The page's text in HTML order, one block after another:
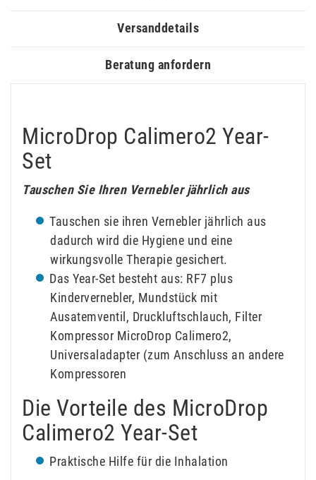
Versanddetails
Beratung anfordern
MicroDrop Calimero2 Year-
Set
Tauschen Sie Ihren Vernebler jährlich aus
Tauschen sie ihren Vernebler jährlich aus
dadurch wird die Hygiene und eine
wirkungsvolle Therapie gesichert.
Das Year-Set besteht aus: RF7 plus
Kindervernebler, Mundstück mit
Ausatemventil, Druckluftschlauch, Filter
Kompressor MicroDrop Calimero2,
Universaladapter (zum Anschluss an andere
Kompressoren
Die Vorteile des MicroDrop
Calimero2 Year-Set
Praktische Hilfe für die Inhalation